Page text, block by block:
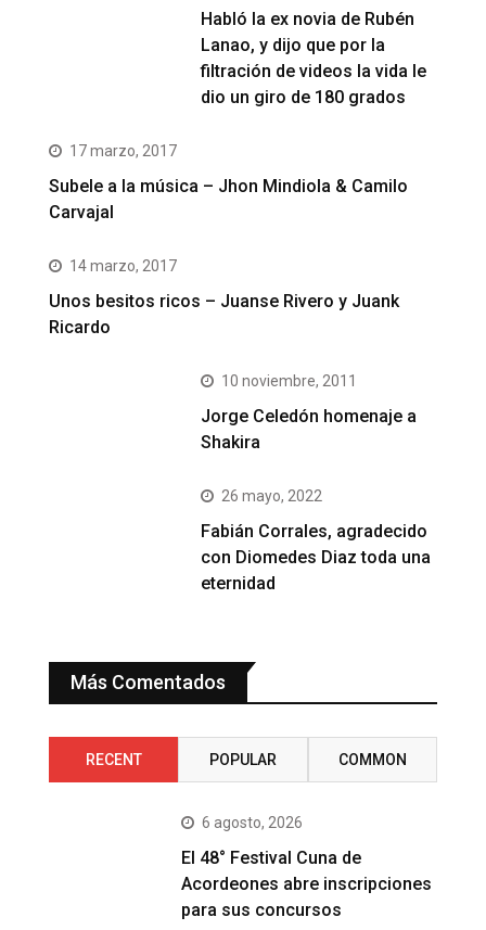
Habló la ex novia de Rubén
Lanao, y dijo que por la
filtración de videos la vida le
dio un giro de 180 grados
17 marzo, 2017
Subele a la música – Jhon Mindiola & Camilo
Carvajal
14 marzo, 2017
Unos besitos ricos – Juanse Rivero y Juank
Ricardo
10 noviembre, 2011
Jorge Celedón homenaje a
Shakira
26 mayo, 2022
Fabián Corrales, agradecido
con Diomedes Diaz toda una
eternidad
Más Comentados
RECENT POPULAR COMMON
6 agosto, 2026
El 48° Festival Cuna de
Acordeones abre inscripciones
para sus concursos